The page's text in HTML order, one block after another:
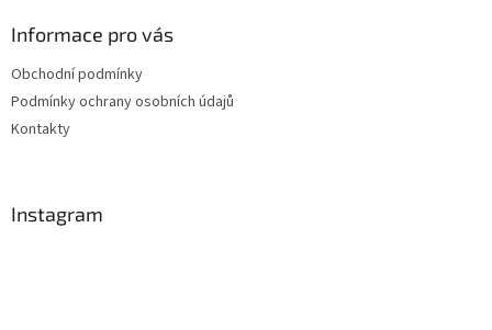
Informace pro vás
Obchodní podmínky
Podmínky ochrany osobních údajů
Kontakty
Instagram